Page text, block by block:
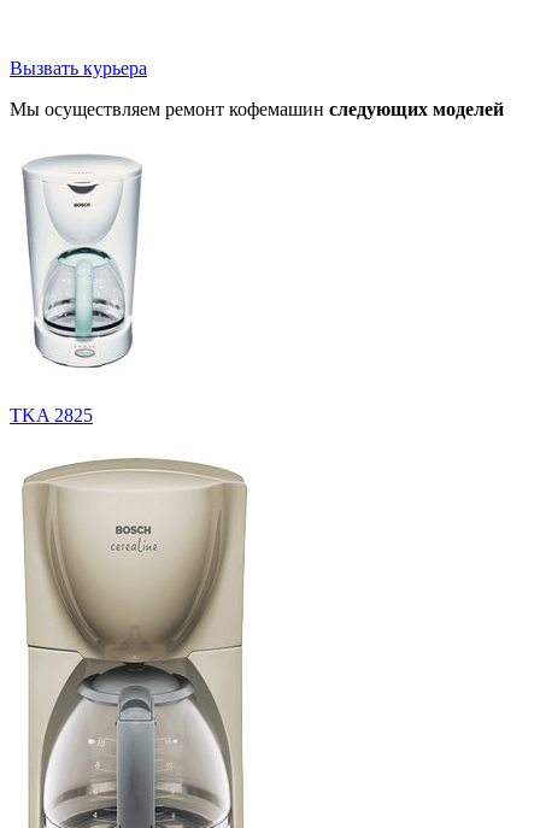
Вызвать курьера
Мы осуществляем ремонт кофемашин следующих моделей
TKA 2825